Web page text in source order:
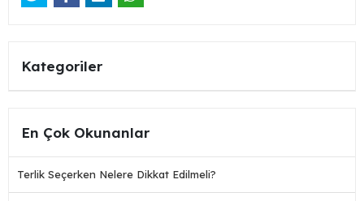
Kategoriler
En Çok Okunanlar
Terlik Seçerken Nelere Dikkat Edilmeli?